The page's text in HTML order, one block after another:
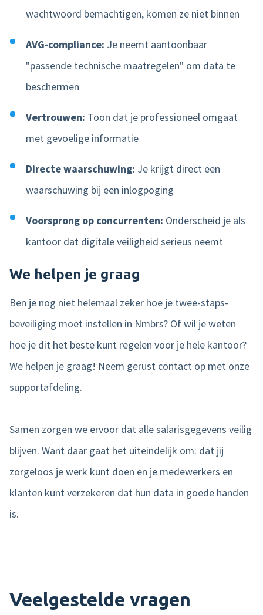
wachtwoord bemachtigen, komen ze niet binnen
AVG-compliance: Je neemt aantoonbaar
"passende technische maatregelen" om data te
beschermen
Vertrouwen: Toon dat je professioneel omgaat
met gevoelige informatie
Directe waarschuwing: Je krijgt direct een
waarschuwing bij een inlogpoging
Voorsprong op concurrenten: Onderscheid je als
kantoor dat digitale veiligheid serieus neemt
We helpen je graag
Ben je nog niet helemaal zeker hoe je twee-staps-
beveiliging moet instellen in Nmbrs? Of wil je weten
hoe je dit het beste kunt regelen voor je hele kantoor?
We helpen je graag! Neem gerust contact op met onze
supportafdeling.
Samen zorgen we ervoor dat alle salarisgegevens veilig
blijven. Want daar gaat het uiteindelijk om: dat jij
zorgeloos je werk kunt doen en je medewerkers en
klanten kunt verzekeren dat hun data in goede handen
is.
Veelgestelde vragen